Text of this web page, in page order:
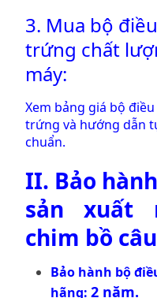
3. Mua bộ
trứng chất
máy:
Xem bảng giá bộ
trứng và hướng dẫn
chuẩn.
II. Bảo
sản xuất
chim bồ câu
Bảo hành bộ
hãng: 2 năm.